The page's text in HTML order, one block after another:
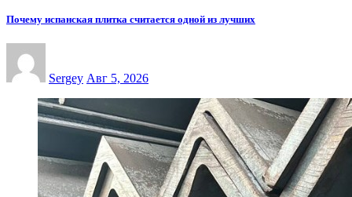
Почему испанская плитка считается одной из лучших
Sergey Авг 5, 2026